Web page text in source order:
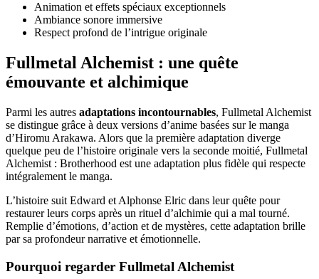
Animation et effets spéciaux exceptionnels
Ambiance sonore immersive
Respect profond de l’intrigue originale
Fullmetal Alchemist : une quête
émouvante et alchimique
Parmi les autres adaptations incontournables, Fullmetal Alchemist
se distingue grâce à deux versions d’anime basées sur le manga
d’Hiromu Arakawa. Alors que la première adaptation diverge
quelque peu de l’histoire originale vers la seconde moitié, Fullmetal
Alchemist : Brotherhood est une adaptation plus fidèle qui respecte
intégralement le manga.
L’histoire suit Edward et Alphonse Elric dans leur quête pour
restaurer leurs corps après un rituel d’alchimie qui a mal tourné.
Remplie d’émotions, d’action et de mystères, cette adaptation brille
par sa profondeur narrative et émotionnelle.
Pourquoi regarder Fullmetal Alchemist